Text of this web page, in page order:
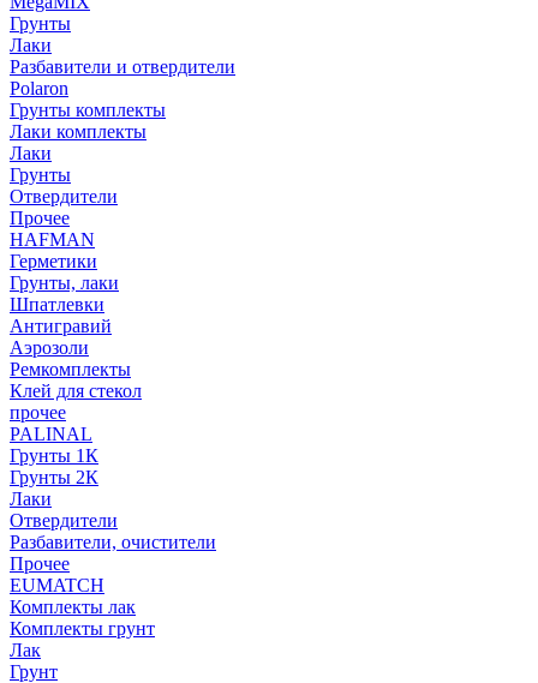
Грунты
Лаки
Разбавители и отвердители
Polaron
Грунты комплекты
Лаки комплекты
Лаки
Грунты
Отвердители
Прочее
HAFMAN
Герметики
Грунты, лаки
Шпатлевки
Антигравий
Аэрозоли
Ремкомплекты
Клей для стекол
прочее
PALINAL
Грунты 1К
Грунты 2К
Лаки
Отвердители
Разбавители, очистители
Прочее
EUMATCH
Комплекты лак
Комплекты грунт
Лак
Грунт